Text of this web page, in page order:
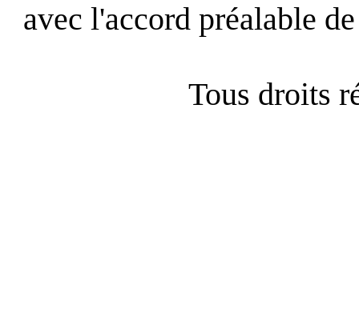
avec l'accord préalable
Tous droits